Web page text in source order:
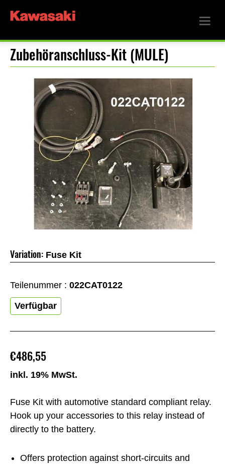
Zubehöranschluss-Kit (MULE)
Fuse Kit with automotive standard compliant relay.
Hook up your accessories to this relay instead of
directly to the battery.
Offers protection against short-circuits and
€486,55
inkl. 19% MwSt.
Variation: Fuse Kit
Teilenummer : 022CAT0122
Verfügbar